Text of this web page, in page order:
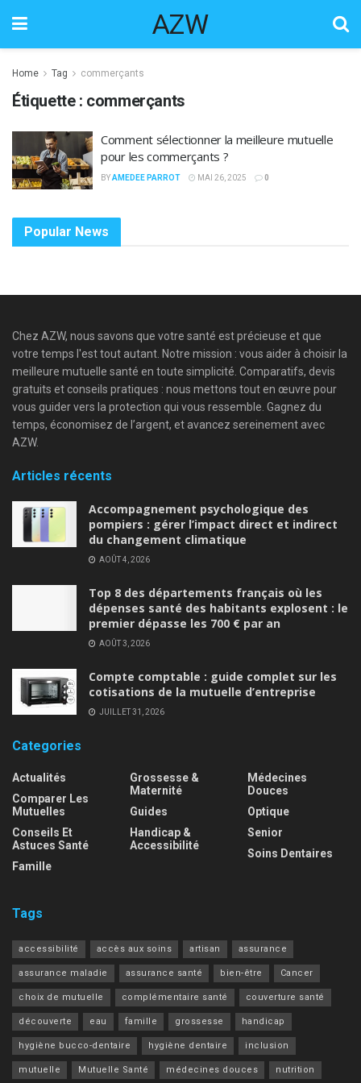
AZW
Home Tag commerçants
Étiquette : commerçants
Comment sélectionner la meilleure mutuelle
pour les commerçants ?
BYAMEDEE PARROT MAI 26, 2025 0
Popular News
Chez AZW, nous savons que votre santé est précieuse et que
votre temps l'est tout autant. Notre mission : vous aider à choisir la
meilleure mutuelle santé en toute simplicité. Comparatifs, devis
gratuits et conseils pratiques : nous mettons tout en œuvre pour
vous guider vers la protection qui vous ressemble. Gagnez du
temps, économisez de l’argent, et avancez sereinement avec
AZW.
Articles récents
Accompagnement psychologique des
pompiers : gérer l’impact direct et indirect
du changement climatique
AOÛT 4, 2026
Top 8 des départements français où les
dépenses santé des habitants explosent : le
premier dépasse les 700 € par an
AOÛT 3, 2026
Compte comptable : guide complet sur les
cotisations de la mutuelle d’entreprise
JUILLET 31, 2026
Categories
Actualités
Comparer Les
Mutuelles
Conseils Et
Astuces Santé
Famille
Grossesse &
Maternité
Guides
Handicap &
Accessibilité
Médecines
Douces
Optique
Senior
Soins Dentaires
Tags
accessibilité accès aux soins artisan assurance
assurance maladie assurance santé bien-être Cancer
choix de mutuelle complémentaire santé couverture santé
découverte eau famille grossesse handicap
hygiène bucco-dentaire hygiène dentaire inclusion
mutuelle Mutuelle Santé médecines douces nutrition